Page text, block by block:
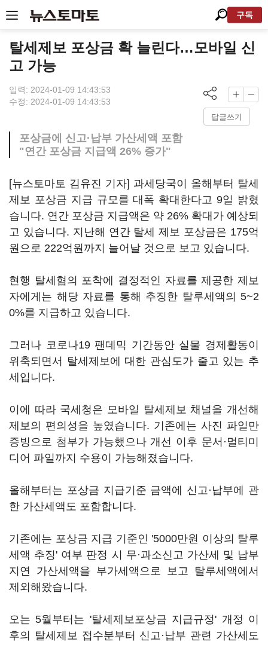
구독
탈세제보 포상금 확 늘린다…모바일 신
고 가능
입력: 2024-01-09 14:43:53
수정: 2024-01-09 14:43:53
답글쓰기
포상금에 신고·납부 가산세액 포함
"연간 포상금 지급액 26% 증가"
[뉴스토마토 김유진 기자] 과세당국이 올해부터 탈세
제보 포상금 지급 규모를 대폭 확대한다고 9일 밝혔
습니다. 연간 포상금 지급액은 약 26% 확대가 예상되
고 있습니다. 지난해 연간 탈세 제보 포상금은 175억
원으로 222억원까지 늘어날 것으로 보고 있습니다.
현행 탈세혐의 포착에 결정적인 자료를 제공한 제보
자에게는 해당 자료를 통해 추징한 탈루세액의 5~2
0%를 지급하고 있습니다.
그러나 코로나19 팬데믹 기간동안 실물 경제활동이
위축되면서 탈세제보에 대한 관심도가 줄고 있는 추
세입니다.
이에 따라 국세청은 모바일 탈세제보 채널을 개선해
제보의 편의성을 높였습니다. 기존에는 사진 파일만
증빙으로 첨부가 가능했으나 개선 이후 문서·멀티미
디어 파일까지 수용이 가능해졌습니다.
올해부터는 포상금 지급기준 금액에 신고·납부에 관
한 가산세액도 포함합니다.
기존에는 포상금 지급 기준인 '5000만원 이상의 탈루
세액 추징' 여부 판정 시 무·과소신고 가산세 및 납부
지연 가산세액을 부가세액으로 보고 탈루세액에서
제외해왔습니다.
오는 5월부터는 '탈세제보포상금 지급규정' 개정 이
후의 탈세제보 접수분부터 신고·납부 관련 가산세도